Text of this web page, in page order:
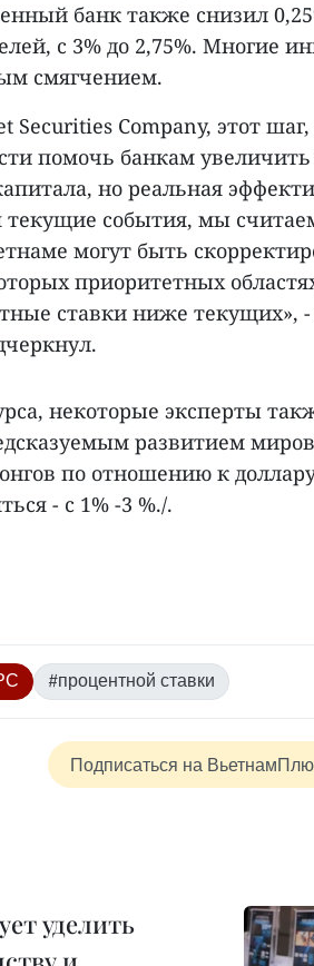
банк также снизил
с 3% до 2,75%. Многие
смягчением.
Company, этот шаг,
помочь банкам
но реальная
текущие события, мы
могут быть
приоритетных
ставки ниже текущих», -
некоторые эксперты
развитием
по отношению к
- с 1% -3 %./.
#процентной ставки
Подписаться на
уделить